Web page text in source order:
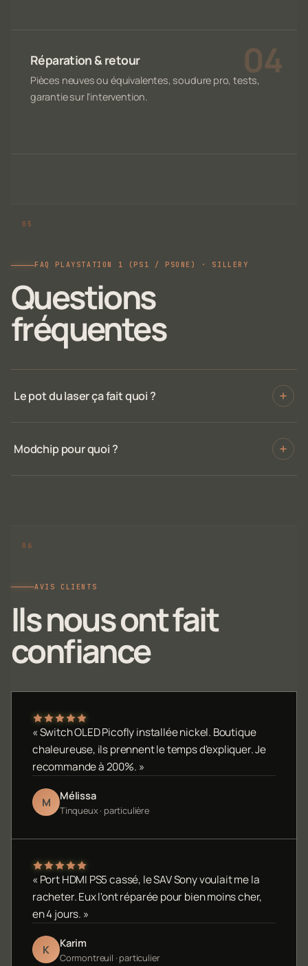
Réparation & retour
Pièces neuves ou équivalentes, soudure pro, tests,
garantie sur l'intervention.
FAQ PLAYSTATION 1 (PS1 / PSONE) · SILLERY
Questions
fréquentes
Le pot du laser ça fait quoi ?
Modchip pour quoi ?
AVIS CLIENTS
Ils nous ont fait
confiance
« Switch OLED Picofly installée nickel. Boutique
chaleureuse, ils prennent le temps d'expliquer. Je
recommande à 200%. »
M Mélissa
Tinqueux · particulière
« Port HDMI PS5 cassé, le SAV Sony voulait me la
racheter. Eux l'ont réparée pour bien moins cher,
en 4 jours. »
K Karim
Cormontreuil · particulier